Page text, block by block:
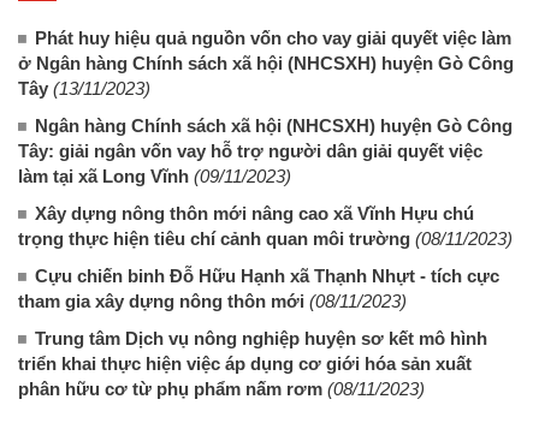
Phát huy hiệu quả nguồn vốn cho vay giải quyết việc làm
ở Ngân hàng Chính sách xã hội (NHCSXH) huyện Gò Công
Tây (13/11/2023)
Ngân hàng Chính sách xã hội (NHCSXH) huyện Gò Công
Tây: giải ngân vốn vay hỗ trợ người dân giải quyết việc
làm tại xã Long Vĩnh (09/11/2023)
Xây dựng nông thôn mới nâng cao xã Vĩnh Hựu chú
trọng thực hiện tiêu chí cảnh quan môi trường (08/11/2023)
Cựu chiến binh Đỗ Hữu Hạnh xã Thạnh Nhựt - tích cực
tham gia xây dựng nông thôn mới (08/11/2023)
Trung tâm Dịch vụ nông nghiệp huyện sơ kết mô hình
triển khai thực hiện việc áp dụng cơ giới hóa sản xuất
phân hữu cơ từ phụ phẩm nấm rơm (08/11/2023)